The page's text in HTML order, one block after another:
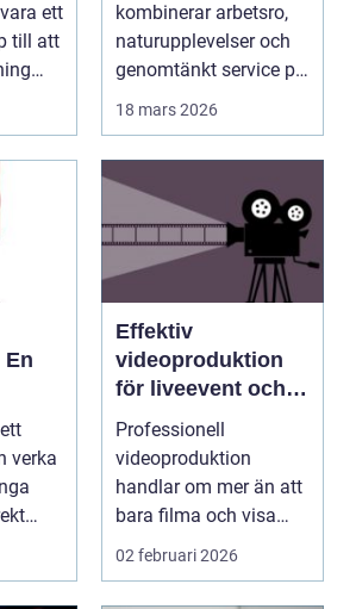
ett
till att
kombinerar arbetsro,
naturupplevelser och
genomtänkt service på
et...
18 mars 2026
En
verka
Effektiv
videoproduktion
för liveevent och
företag
Professionell
videoproduktion
handlar om mer än att
bara filma och visa
rörliga bilder. När
02 februari 2026